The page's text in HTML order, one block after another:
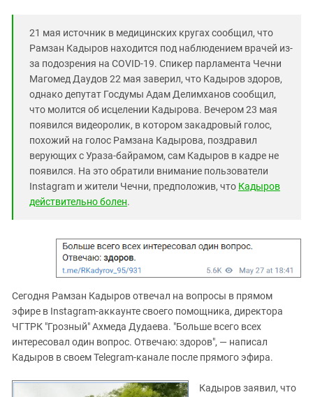
21 мая источник в медицинских кругах сообщил, что
Рамзан Кадыров находится под наблюдением врачей из-
за подозрения на COVID-19. Спикер парламента Чечни
Магомед Даудов 22 мая заверил, что Кадыров здоров,
однако депутат Госдумы Адам Делимханов сообщил,
что молится об исцелении Кадырова. Вечером 23 мая
появился видеоролик, в котором закадровый голос,
похожий на голос Рамзана Кадырова, поздравил
верующих с Ураза-байрамом, сам Кадыров в кадре не
появился. На это обратили внимание пользователи
Instagram и жители Чечни, предположив, что Кадыров
действительно болен.
Сегодня Рамзан Кадыров отвечал на вопросы в прямом
эфире в Instagram-аккаунте своего помощника, директора
ЧГТРК "Грозный" Ахмеда Дудаева. "Больше всего всех
интересовал один вопрос. Отвечаю: здоров", — написал
Кадыров в своем Telegram-канале после прямого эфира.
Кадыров заявил, что